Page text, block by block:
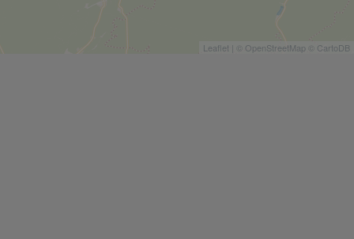
Leaflet | © OpenStreetMap © CartoDB